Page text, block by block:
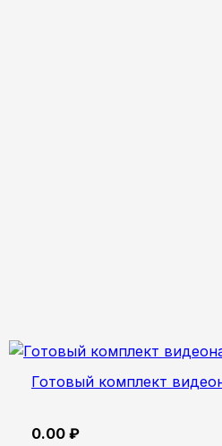
Готовый комплект
0.00 ₽